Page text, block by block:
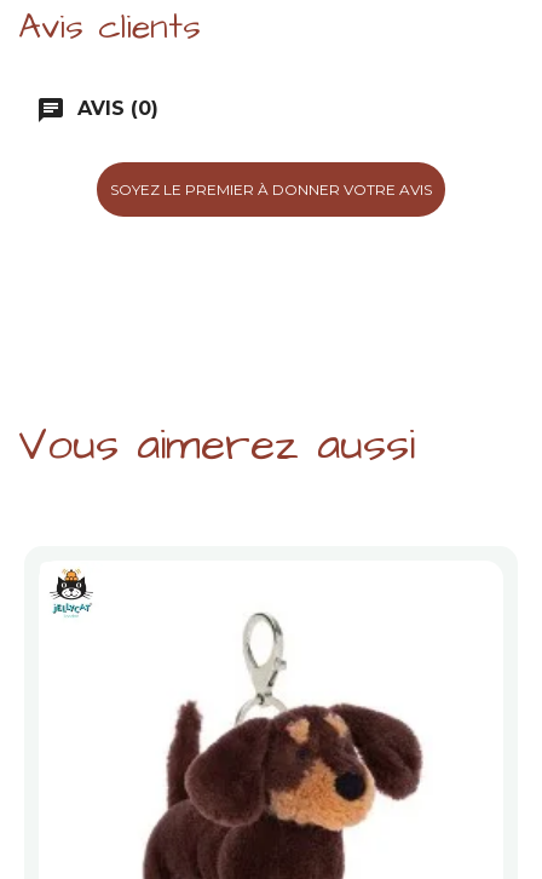
Avis clients
chat AVIS (0)
SOYEZ LE PREMIER À DONNER VOTRE AVIS
Vous aimerez aussi